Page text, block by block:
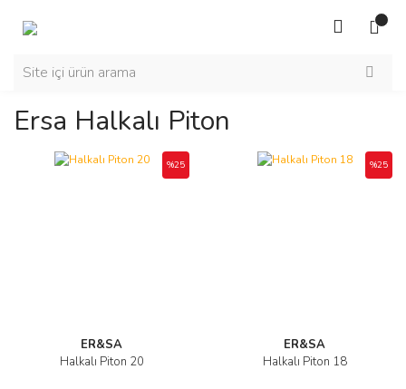
Ersa Halkalı Piton
ER&SA
Halkalı Piton 20
%25
ER&SA
Halkalı Piton 18
%25